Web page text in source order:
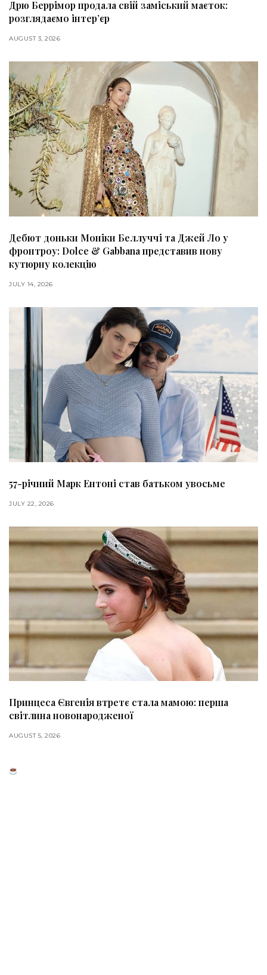
Дрю Беррімор продала свій заміський маєток:
розглядаємо інтер’єр
AUGUST 3, 2026
Дебют доньки Моніки Беллуччі та Джей Ло у
фронтроу: Dolce & Gabbana представив нову
кутюрну колекцію
JULY 14, 2026
57-річний Марк Ентоні став батьком увосьме
JULY 22, 2026
Принцеса Євгенія втретє стала мамою: перша
світлина новонародженої
AUGUST 5, 2026